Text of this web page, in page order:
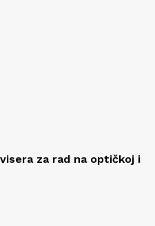
za rad na optičkoj i